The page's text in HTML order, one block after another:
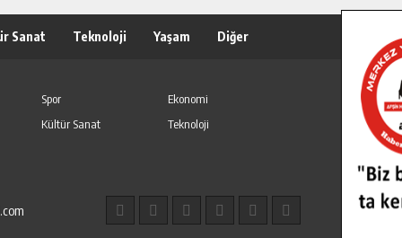
Sanat Teknoloji Yaşam Diğer
Spor
Ekonomi
Kültür Sanat
Teknoloji